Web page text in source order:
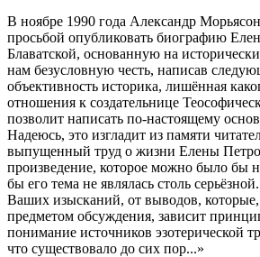
В ноябре 1990 года Александр
просьбой опубликовать биографию
Блаватской, основанную на
нам безусловную честь, написав
объективность историка, лишённая
отношения к создательнице
позволит написать по-настоящему
Надеюсь, это изгладит из памяти
выпущенный труд о жизни Елены
произведение, которое можно было бы
бы его тема не являлась столь
Ваших изысканий, от выводов,
предметом обсуждения, зависит
понимание источников эзотерической
что существовало до сих пор...»